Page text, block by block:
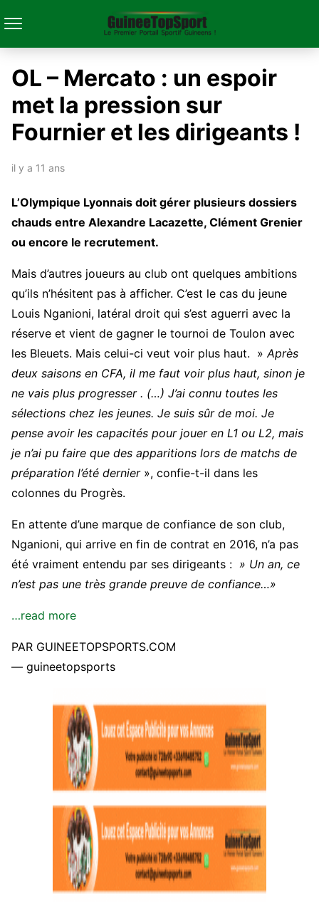
OL – Mercato : un espoir
met la pression sur
Fournier et les dirigeants !
il y a 11 ans
L’Olympique Lyonnais doit gérer plusieurs dossiers
chauds entre Alexandre Lacazette, Clément Grenier
ou encore le recrutement.
Mais d’autres joueurs au club ont quelques ambitions
qu’ils n’hésitent pas à afficher. C’est le cas du jeune
Louis Nganioni, latéral droit qui s’est aguerri avec la
réserve et vient de gagner le tournoi de Toulon avec
les Bleuets. Mais celui-ci veut voir plus haut. »Après
deux saisons en CFA, il me faut voir plus haut, sinon je
ne vais plus progresser . (…) J’ai connu toutes les
sélections chez les jeunes. Je suis sûr de moi. Je
pense avoir les capacités pour jouer en L1 ou L2, mais
je n’ai pu faire que des apparitions lors de matchs de
préparation l’été dernier », confie-t-il dans les
colonnes du Progrès.
En attente d’une marque de confiance de son club,
Nganioni, qui arrive en fin de contrat en 2016, n’a pas
été vraiment entendu par ses dirigeants : » Un an, ce
n’est pas une très grande preuve de confiance…»
…read more
PAR GUINEETOPSPORTS.COM
— guineetopsports